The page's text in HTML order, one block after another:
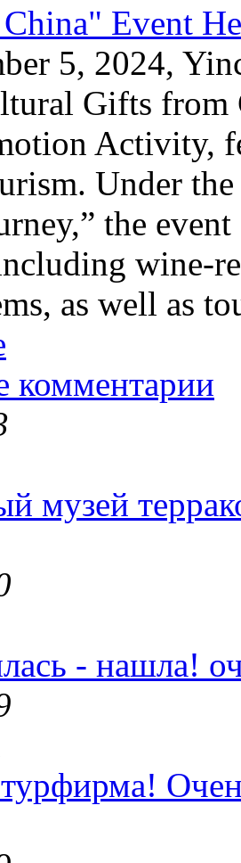
Event
5, 2024,
Gifts from
Activity,
Under
the
wine-
as well as
комментарии
музей
- нашла!